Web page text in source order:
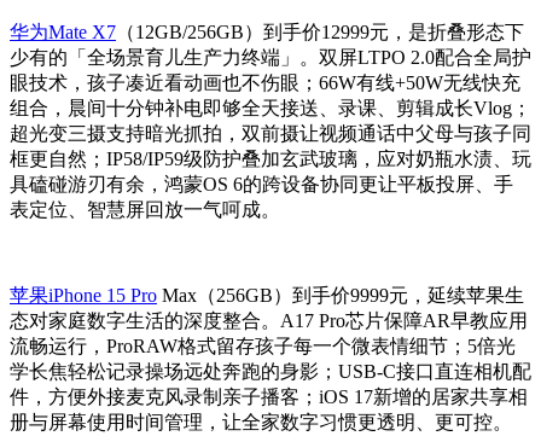
华为Mate X7 （12GB/256GB）到手价12999元，是折叠形态下
少有的「全场景育儿生产力终端」。双屏LTPO 2.0配合全局护
眼技术，孩子凑近看动画也不伤眼；66W有线+50W无线快充
组合，晨间十分钟补电即够全天接送、录课、剪辑成长Vlog；
超光变三摄支持暗光抓拍，双前摄让视频通话中父母与孩子同
框更自然；IP58/IP59级防护叠加玄武玻璃，应对奶瓶水渍、玩
具磕碰游刃有余，鸿蒙OS 6的跨设备协同更让平板投屏、手
表定位、智慧屏回放一气呵成。
苹果iPhone 15 Pro Max（256GB）到手价9999元，延续苹果生
态对家庭数字生活的深度整合。A17 Pro芯片保障AR早教应用
流畅运行，ProRAW格式留存孩子每一个微表情细节；5倍光
学长焦轻松记录操场远处奔跑的身影；USB-C接口直连相机配
件，方便外接麦克风录制亲子播客；iOS 17新增的居家共享相
册与屏幕使用时间管理，让全家数字习惯更透明、更可控。